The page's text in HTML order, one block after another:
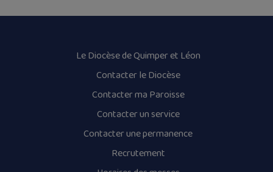
Le Diocèse de Quimper et Léon
Contacter le Diocèse
Contacter ma Paroisse
Contacter un service
Contacter une permanence
Recrutement